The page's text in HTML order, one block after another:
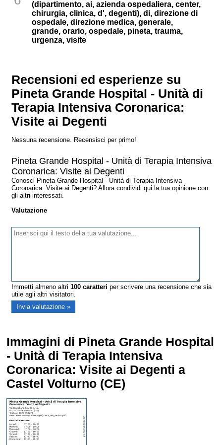
(dipartimento, ai, azienda ospedaliera, center,
chirurgia, clinica, d', degenti), di, direzione di
ospedale, direzione medica, generale,
grande, orario, ospedale, pineta, trauma,
urgenza, visite
Recensioni ed esperienze su
Pineta Grande Hospital - Unità di
Terapia Intensiva Coronarica:
Visite ai Degenti
Nessuna recensione. Recensisci per primo!
Pineta Grande Hospital - Unità di Terapia Intensiva
Coronarica: Visite ai Degenti
Conosci Pineta Grande Hospital - Unità di Terapia Intensiva
Coronarica: Visite ai Degenti? Allora condividi qui la tua opinione con
gli altri interessati.
Valutazione
Immetti almeno altri100 caratteri per scrivere una recensione che sia
utile agli altri visitatori.
Immagini di Pineta Grande Hospital
- Unità di Terapia Intensiva
Coronarica: Visite ai Degenti a
Castel Volturno (CE)